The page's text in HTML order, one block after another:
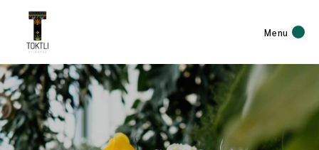
Menu